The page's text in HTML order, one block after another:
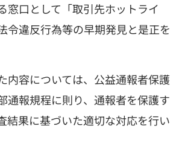
窓口として「取引先ホットライ
令違反行為等の早期発見と是正を
内容については、公益通報者保護
通報規程に則り、通報者を保護す
結果に基づいた適切な対応を行い